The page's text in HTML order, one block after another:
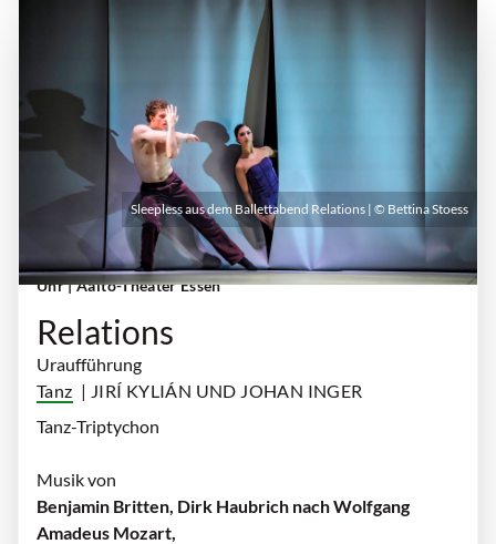
Freitag, 09. Oktober 2026 | 19:30 Uhr - 21:30
Uhr| Aalto-Theater Essen
Relations
Uraufführung
Tanz | JIRÍ KYLIÁN UND JOHAN INGER
Tanz-Triptychon
Musik von
Benjamin Britten, Dirk Haubrich nach Wolfgang
Amadeus Mozart,
Sleepless aus dem Ballettabend Relations | © Bettina Stoess